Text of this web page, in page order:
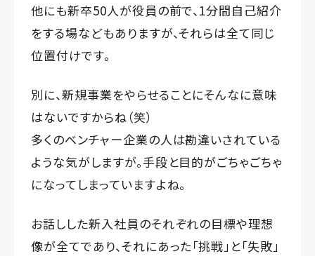
他にも新卒50人が役員の前で、1分間自己紹介
をする場などもありますが、それらは全て同じ
位置付けです。
別に、新規事業をやらせることにそんなに意味
はないですからね（笑）
多くのベンチャー企業の人は勘違いされている
ような気がしますが。手段と目的がごちゃごちゃ
になってしまっていますよね。
お話しした新入社員のそれぞれの目標や理想
像が全てであり、それにあった「挑戦」と「失敗」